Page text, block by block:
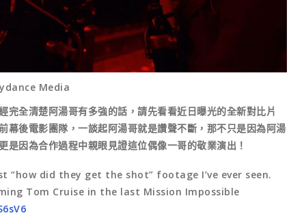
Media
全清楚阿湯哥有多強的話，請先看看近日曝光的全新對比片
幕後電影團隊，一談起阿湯哥就是讚聲不斷，那不只是因為阿湯
是因為合作過程中親眼見證這位偶像一哥的敬業演出！
“how did they get the shot” footage I’ve ever seen.
Tom Cruise in the last Mission Impossible